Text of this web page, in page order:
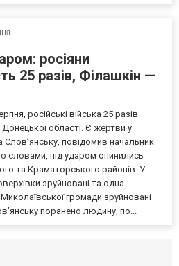
росіяни
25 разів, Філашкін —
російські війська 25 разів
Донецької області. Є жертви у
Слов’янську, повідомив начальник
словами, під ударом опинились
та Краматорського районів. У
зруйновані та одна
громади зруйновані
поранено людину, по...